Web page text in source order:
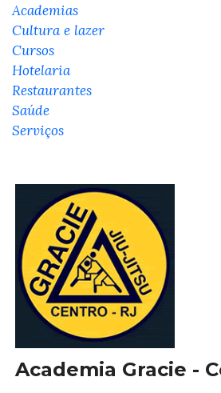
Academias
Cultura e lazer
Cursos
Hotelaria
Restaurantes
Saúde
Serviços
Academia Gracie -